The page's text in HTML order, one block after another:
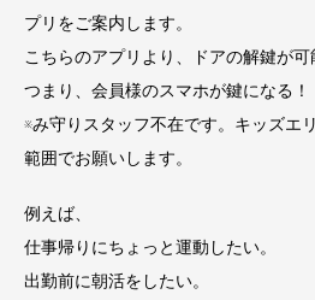
プリをご案内します。
こちらのアプリより、ドアの解鍵が可
つまり、会員様のスマホが鍵になる！
※み守りスタッフ不在です。キッズエ
範囲でお願いします。
例えば、
仕事帰りにちょっと運動したい。
出勤前に朝活をしたい。